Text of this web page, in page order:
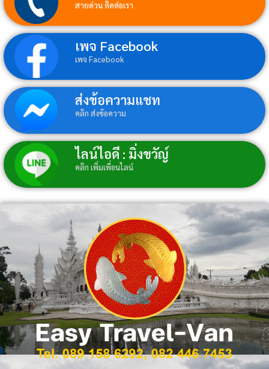
สายด่วน ติดต่อเรา
เพจ Facebook
เพจ Facebook
ส่งข้อความแชท
คลิก ส่งข้อความ
ไลน์ไอดี : มิ่งขวัญ์
คลิก เพิ่มเพื่อนไลน์